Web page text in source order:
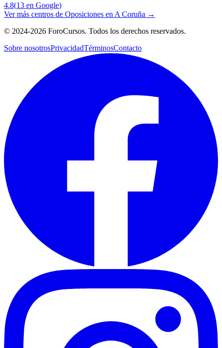
4.8(13 en Google)
Ver más centros de Oposiciones en A Coruña →
© 2024-2026 ForoCursos. Todos los derechos reservados.
Sobre nosotrosPrivacidadTérminosContacto